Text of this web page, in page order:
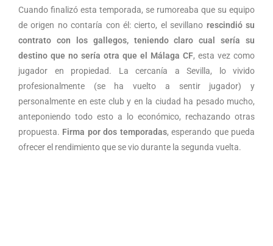
Cuando finalizó esta temporada, se rumoreaba que su equipo
de origen no contaría con él: cierto, el sevillano rescindió su
contrato con los gallegos, teniendo claro cual sería su
destino que no sería otra que el Málaga CF, esta vez como
jugador en propiedad. La cercanía a Sevilla, lo vivido
profesionalmente (se ha vuelto a sentir jugador) y
personalmente en este club y en la ciudad ha pesado mucho,
anteponiendo todo esto a lo económico, rechazando otras
propuesta. Firma por dos temporadas, esperando que pueda
ofrecer el rendimiento que se vio durante la segunda vuelta.